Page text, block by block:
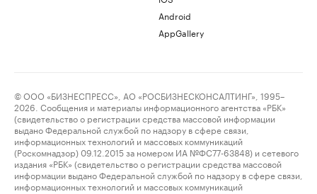
Android
AppGallery
© ООО «БИЗНЕСПРЕСС», АО «РОСБИЗНЕСКОНСАЛТИНГ», 1995–
2026. Сообщения и материалы информационного агентства «РБК»
(свидетельство о регистрации средства массовой информации
выдано Федеральной службой по надзору в сфере связи,
информационных технологий и массовых коммуникаций
(Роскомнадзор) 09.12.2015 за номером ИА №ФС77-63848) и сетевого
издания «РБК» (свидетельство о регистрации средства массовой
информации выдано Федеральной службой по надзору в сфере связи,
информационных технологий и массовых коммуникаций